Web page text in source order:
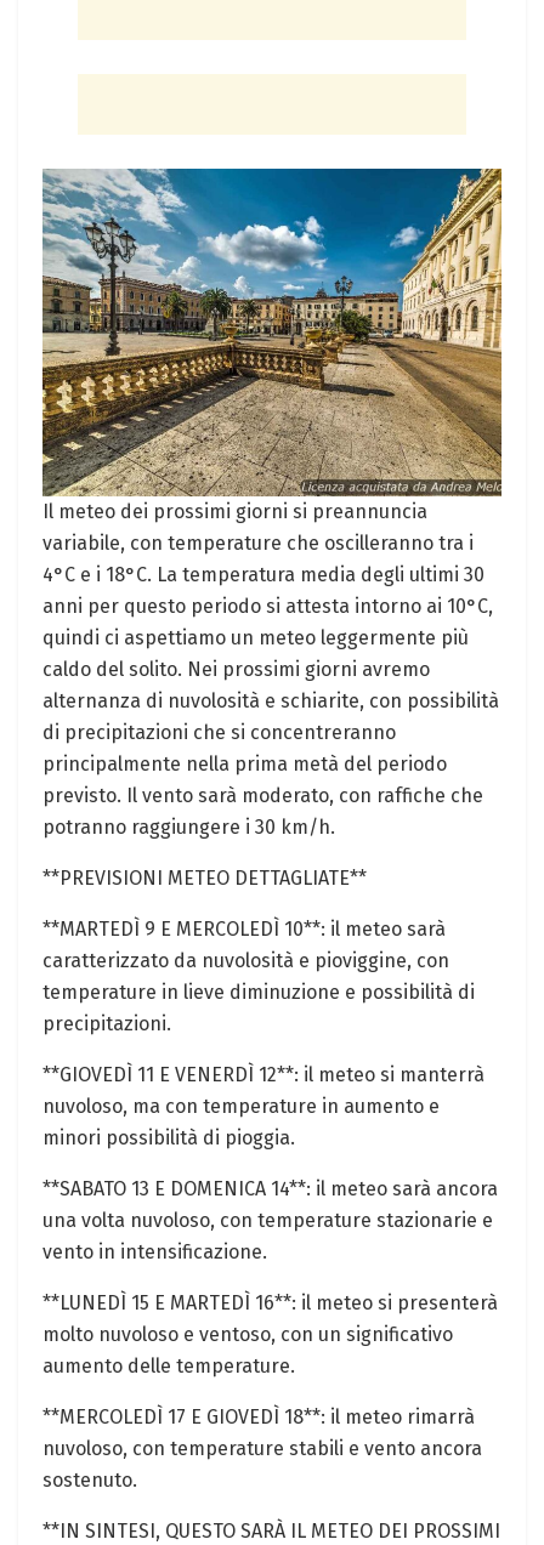
Il meteo dei prossimi giorni si preannuncia
variabile, con temperature che oscilleranno tra i
4°C e i 18°C. La temperatura media degli ultimi 30
anni per questo periodo si attesta intorno ai 10°C,
quindi ci aspettiamo un meteo leggermente più
caldo del solito. Nei prossimi giorni avremo
alternanza di nuvolosità e schiarite, con possibilità
di precipitazioni che si concentreranno
principalmente nella prima metà del periodo
previsto. Il vento sarà moderato, con raffiche che
potranno raggiungere i 30 km/h.
**PREVISIONI METEO DETTAGLIATE**
**MARTEDÌ 9 E MERCOLEDÌ 10**: il meteo sarà
caratterizzato da nuvolosità e pioviggine, con
temperature in lieve diminuzione e possibilità di
precipitazioni.
**GIOVEDÌ 11 E VENERDÌ 12**: il meteo si manterrà
nuvoloso, ma con temperature in aumento e
minori possibilità di pioggia.
**SABATO 13 E DOMENICA 14**: il meteo sarà ancora
una volta nuvoloso, con temperature stazionarie e
vento in intensificazione.
**LUNEDÌ 15 E MARTEDÌ 16**: il meteo si presenterà
molto nuvoloso e ventoso, con un significativo
aumento delle temperature.
**MERCOLEDÌ 17 E GIOVEDÌ 18**: il meteo rimarrà
nuvoloso, con temperature stabili e vento ancora
sostenuto.
**IN SINTESI, QUESTO SARÀ IL METEO DEI PROSSIMI